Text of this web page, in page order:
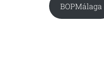
BOPMálaga